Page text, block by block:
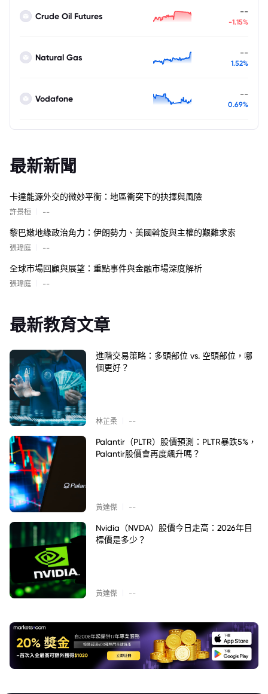
Crude Oil Futures --
-1.15%
Natural Gas --
1.52%
Vodafone --
0.69%
最新新聞
卡達能源外交的微妙平衡：地區衝突下的抉擇與風險
許景桓 --
黎巴嫩地緣政治角力：伊朗勢力、美國斡旋與主權的艱難求索
張瑋庭 --
全球市場回顧與展望：重點事件與金融市場深度解析
張瑋庭 --
最新教育文章
進階交易策略：多頭部位 vs. 空頭部位，哪
個更好？
林芷柔 --
Palantir（PLTR）股價預測：PLTR暴跌5%，
Palantir股價會再度飆升嗎？
黃達傑 --
Nvidia（NVDA）股價今日走高：2026年目
標價是多少？
黃達傑 --